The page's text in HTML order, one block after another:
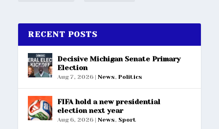
RECENT POSTS
Decisive Michigan Senate Primary
Election
Aug 7, 2026 |News,Politics
FIFA hold a new presidential
election next year
Aug 6, 2026 |News, Sport